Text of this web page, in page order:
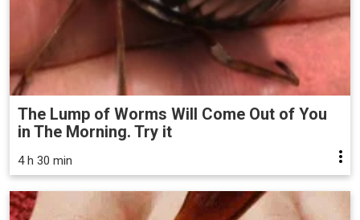
The Lump of Worms Will Come Out of You
in The Morning. Try it
4 h 30 min